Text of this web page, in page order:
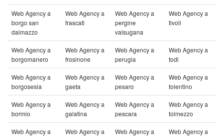
Web Agency a
borgo san
dalmazzo
Web Agency a
frascati
Web Agency a
pergine
valsugana
Web Agency a
tivoli
Web Agency a
borgomanero
Web Agency a
frosinone
Web Agency a
perugia
Web Agency a
todi
Web Agency a
borgosesia
Web Agency a
gaeta
Web Agency a
pesaro
Web Agency a
tolentino
Web Agency a
bormio
Web Agency a
galatina
Web Agency a
pescara
Web Agency a
tolmezzo
Web Agency a
Web Agency a
Web Agency a
Web Agency a